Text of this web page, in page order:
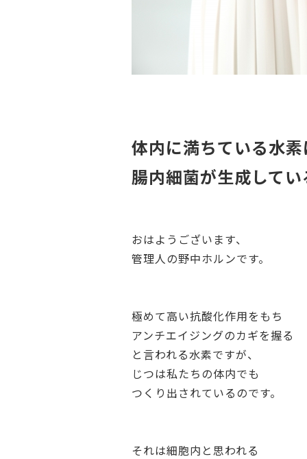
体内に満ちている水
腸内細菌が生成してい
おはようございます、
管理人の野中ホルンです。
極めて高い抗酸化作用をもち
アンチエイジングのカギを握る
と言われる水素ですが、
じつは私たちの体内でも
つくり出されているのです。
それは細胞内と思われる